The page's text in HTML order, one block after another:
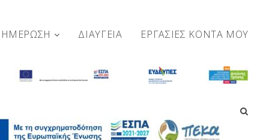
ΔΙΑΥΓΕΙΑ ΕΡΓΑΣΊΕΣ ΚΟΝΤΆ ΜΟΥ